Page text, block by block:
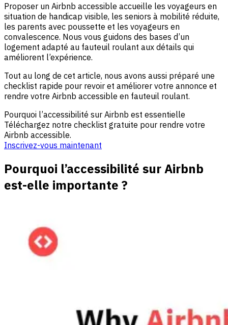
Proposer un Airbnb accessible accueille les voyageurs en
situation de handicap visible, les seniors à mobilité réduite,
les parents avec poussette et les voyageurs en
convalescence. Nous vous guidons des bases d’un
logement adapté au fauteuil roulant aux détails qui
améliorent l’expérience.
Tout au long de cet article, nous avons aussi préparé une
checklist rapide pour revoir et améliorer votre annonce et
rendre votre Airbnb accessible en fauteuil roulant.
Pourquoi l’accessibilité sur Airbnb est essentielle
Téléchargez notre checklist gratuite pour rendre votre
Airbnb accessible.
Inscrivez-vous maintenant
Pourquoi l’accessibilité sur Airbnb
est-elle importante ?